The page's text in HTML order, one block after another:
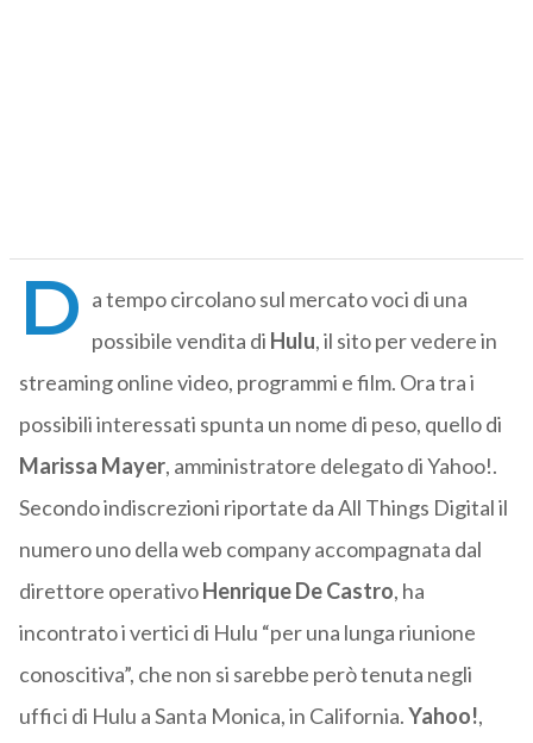
D a tempo circolano sul mercato voci di una
possibile vendita di Hulu, il sito per vedere in
streaming online video, programmi e film. Ora tra i
possibili interessati spunta un nome di peso, quello di
Marissa Mayer, amministratore delegato di Yahoo!.
Secondo indiscrezioni riportate da All Things Digital il
numero uno della web company accompagnata dal
direttore operativoHenrique De Castro, ha
incontrato i vertici di Hulu “per una lunga riunione
conoscitiva”, che non si sarebbe però tenuta negli
uffici di Hulu a Santa Monica, in California.Yahoo!,